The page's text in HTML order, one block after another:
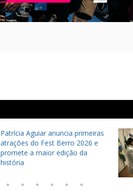
Patrícia Aguiar anuncia primeiras
atrações do Fest Berro 2026 e
promete a maior edição da
história